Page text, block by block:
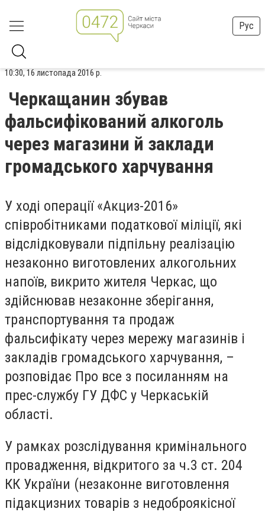
Рус
10:30, 16 листопада 2016 р.
Черкащанин збував
фальсифікований алкоголь
через магазини й заклади
громадського харчування
У ході операції «Акциз-2016»
співробітниками податкової міліції, які
відслідковували підпільну реалізацію
незаконно виготовлених алкогольних
напоїв, викрито жителя Черкас, що
здійснював незаконне зберігання,
транспортування та продаж
фальсифікату через мережу магазинів і
закладів громадського харчування, –
розповідає Про все з посиланням на
прес-службу ГУ ДФС у Черкаській
області.
У рамках розслідування кримінального
провадження, відкритого за ч.3 ст. 204
КК України (незаконне виготовлення
підакцизних товарів з недоброякісної